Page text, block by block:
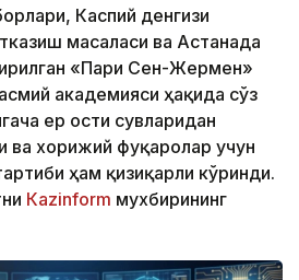
Каспий денгизи
масаласи ва Астанада
«Пари Сен-Жермен»
академияси ҳақида сўз
ер ости сувларидан
хорижий фуқаролар учун
ҳам қизиқарли кўринди.
Кazinform мухбирининг